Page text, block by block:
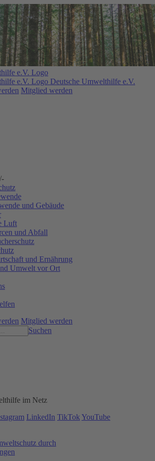
Deutsche Umwelthilfe e.V.
Mitglied werden
und Gebäude
Luft
und Abfall
und Ernährung
Umwelt vor Ort
Mitglied werden
Suchen
im Netz
LinkedIn TikTok YouTube
durch